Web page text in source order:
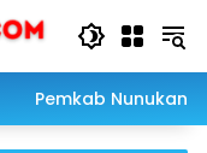
Pemkab Nunukan